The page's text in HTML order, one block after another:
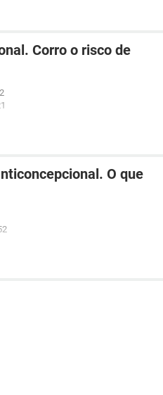
Corro o risco de
O que